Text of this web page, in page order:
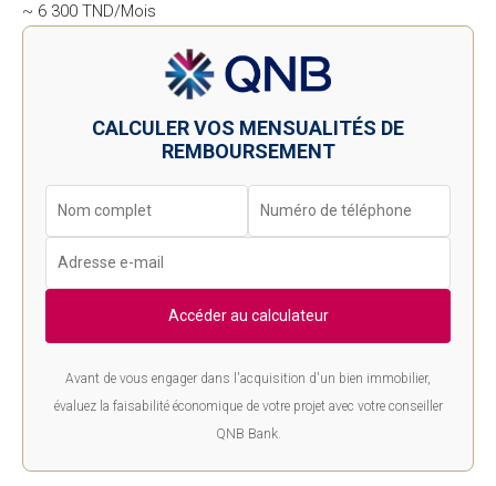
~ 6 300 TND/Mois
CALCULER VOS MENSUALITÉS DE
REMBOURSEMENT
Accéder au calculateur
Avant de vous engager dans l'acquisition d'un bien immobilier,
évaluez la faisabilité économique de votre projet avec votre conseiller
QNB Bank.